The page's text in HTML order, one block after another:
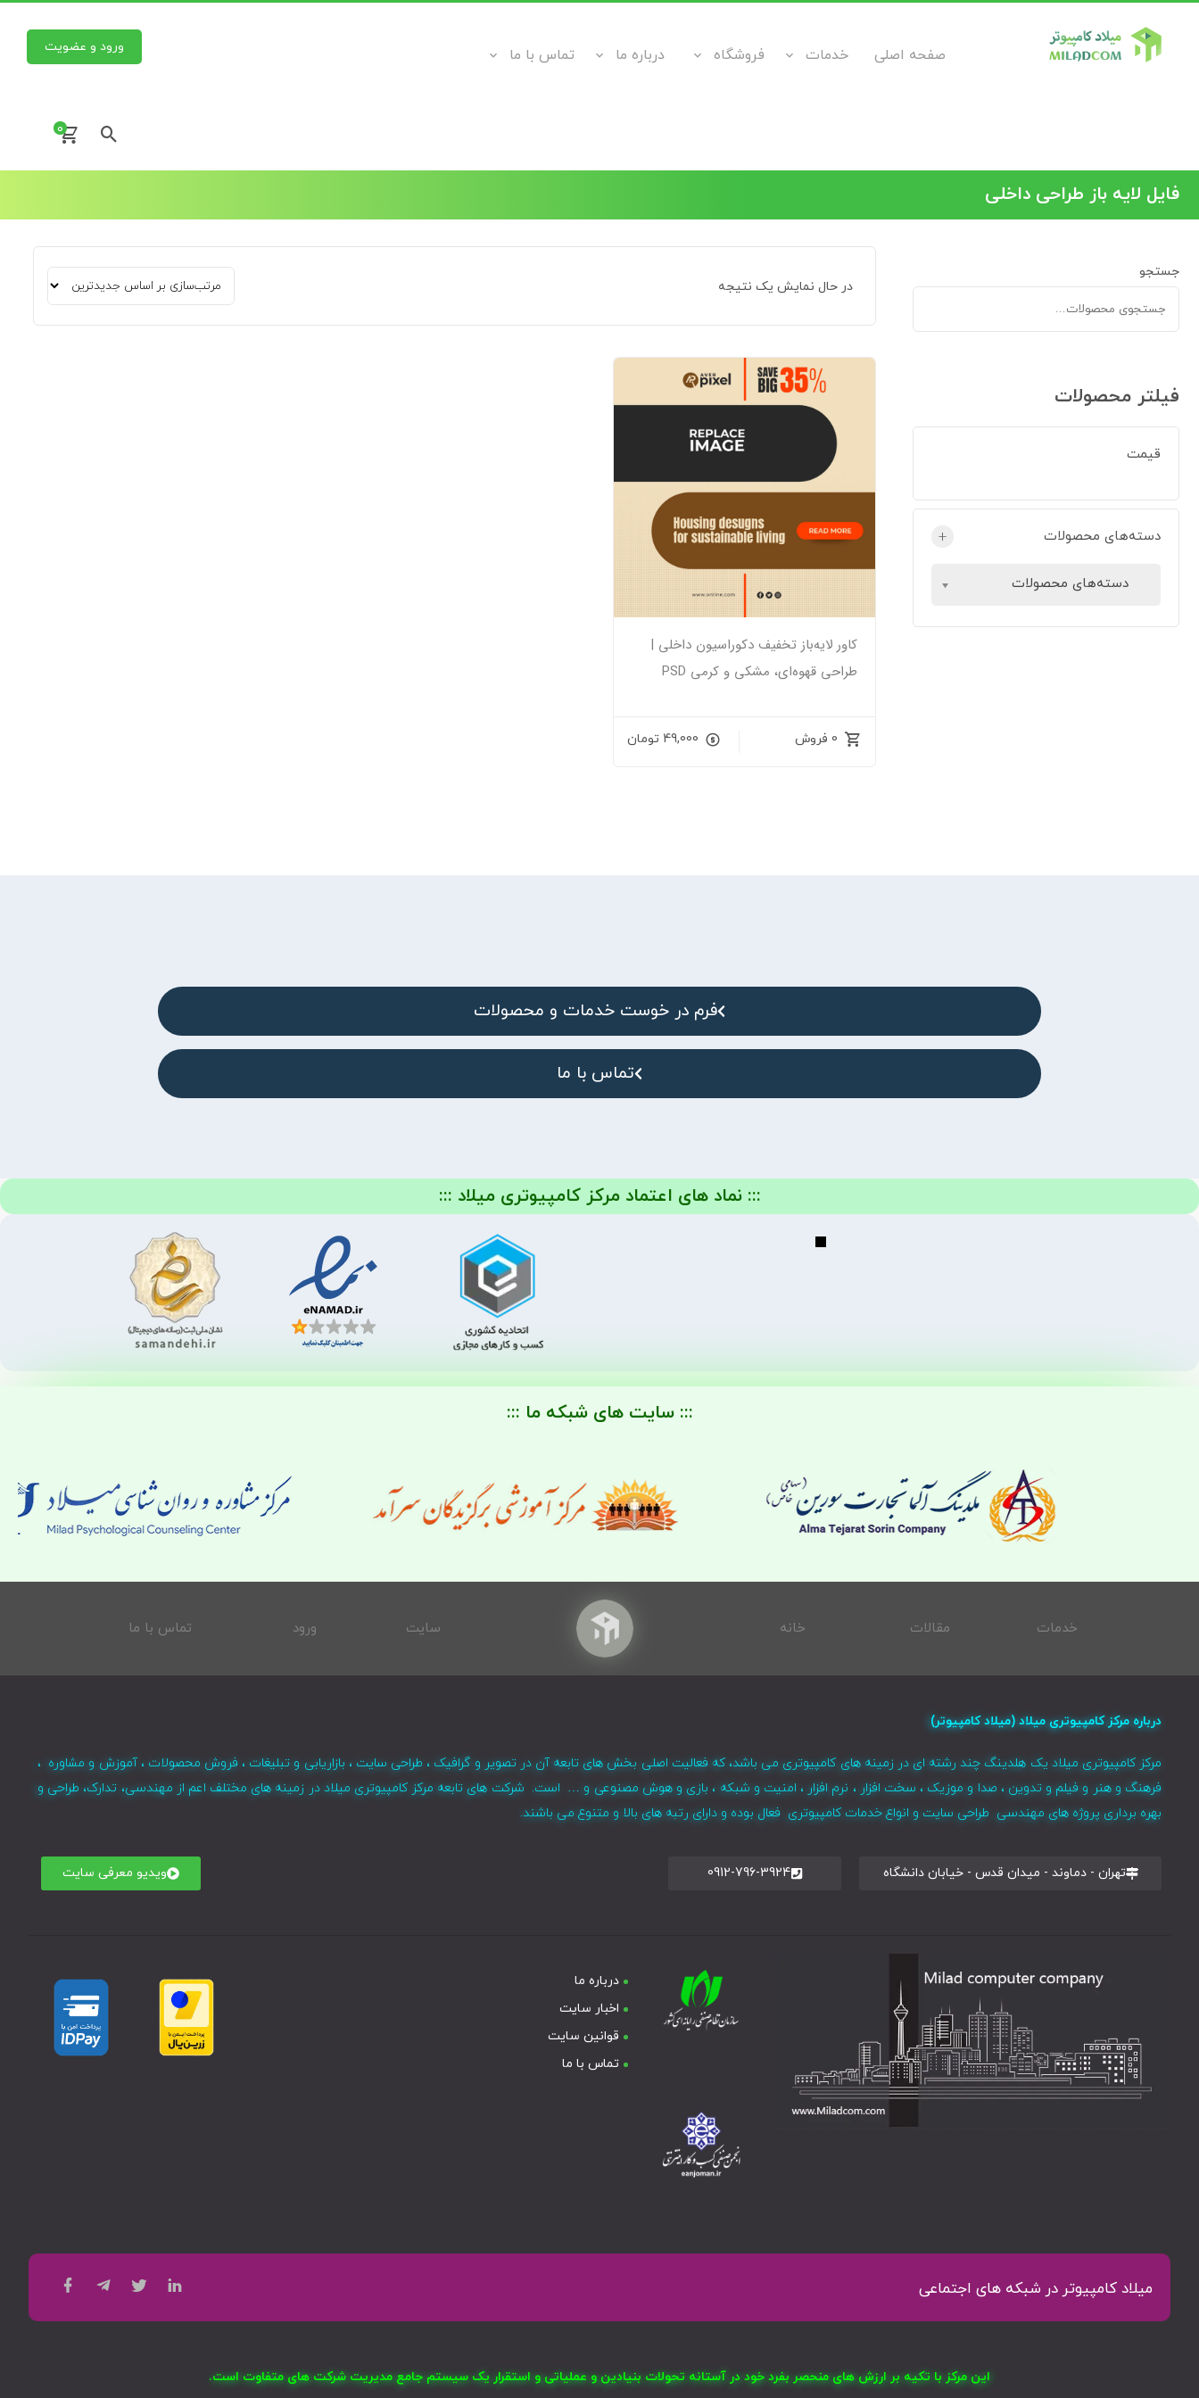
صفحه اصلی خدمات فروشگاه درباره ما تماس با ما ورود و عضویت
0
فایل لایه باز طراحی داخلی
در حال نمایش یک نتیجه
کاور لایه‌باز تخفیف دکوراسیون داخلی |
طراحی قهوه‌ای، مشکی و کرمی PSD
0 فروش 49,000 تومان
جستجو
فیلتر محصولات
قیمت
دسته‌های محصولات +
دسته‌های محصولات
فرم در خوست خدمات و محصولات
تماس با ما
::: نماد های اعتماد مرکز کامپیوتری میلاد :::
::: سایت های شبکه ما :::
خدمات مقالات خانه سایت ورود تماس با ما
درباره مرکز کامپیوتری میلاد (میلاد کامپیوتر)
مرکز کامپیوتری میلاد یک هلدینگ چند رشته ای در زمینه های کامپیوتری می باشد، که فعالیت اصلی بخش های تابعه آن در تصویر و گرافیک ، طراحی سایت ، بازاریابی و تبلیغات ، فروش محصولات ، آموزش و مشاوره ،
فرهنگ و هنر و فیلم و تدوین ، صدا و موزیک ، سخت افزار ، نرم افزار ، امنیت و شبکه ، بازی و هوش مصنوعی و … است. شرکت های تابعه مرکز کامپیوتری میلاد در زمینه های مختلف اعم از مهندسی، تدارک، طراحی و
بهره برداری پروژه های مهندسی طراحی سایت و انواع خدمات کامپیوتری فعال بوده و دارای رتبه های بالا و متنوع می باشند.
تهران - دماوند - میدان قدس - خیابان دانشگاه 0912-796-3924 ویدیو معرفی سایت
درباره ما
اخبار سایت
قوانین سایت
تماس با ما
میلاد کامپیوتر در شبکه های اجتماعی
این مرکز با تکیه بر ارزش های منحصر بفرد خود در آستانه تحولات بنیادین و عملیاتی و استقرار یک سیستم جامع مدیریت شرکت های متفاوت است.